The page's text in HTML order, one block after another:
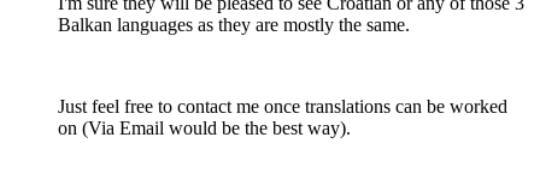
Balkan languages as they are mostly the same.
Just feel free to contact me once translations can be worked
on (Via Email would be the best way).